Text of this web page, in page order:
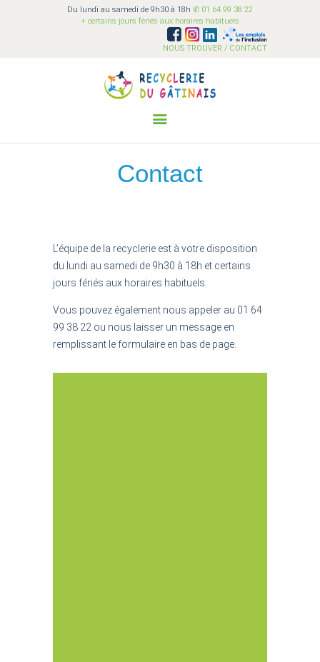
Du lundi au samedi de 9h30 à 18h ✆ 01 64 99 38 22
+ certains jours fériés aux horaires habituels
NOUS TROUVER / CONTACT
Contact
Recyclerie du Gâtinais
Ensemble on est plus fort !
QUI SOMMES-NOUS?
COLLECTER
SENSIBILISER
FAQ
L’équipe de la recyclerie est à votre disposition
du lundi au samedi de 9h30 à 18h et certains
jours fériés aux horaires habituels.
Vous pouvez également nous appeler au 01 64
99 38 22 ou nous laisser un message en
remplissant le formulaire en bas de page.